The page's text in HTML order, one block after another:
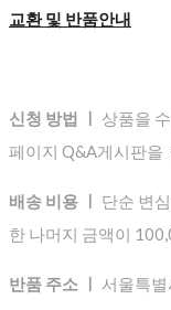
교환 및 반품안내
신청 방법 ㅣ 상품을
페이지 Q&A게시판을
배송 비용 ㅣ
단순 변
한 나머지 금액이
반품 주소 ㅣ 서울특